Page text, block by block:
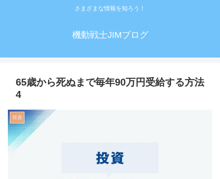
さまざまな情報を知ろう！
機動戦士JIMブログ
65歳から死ぬまで毎年90万円受給する方法
4
投資